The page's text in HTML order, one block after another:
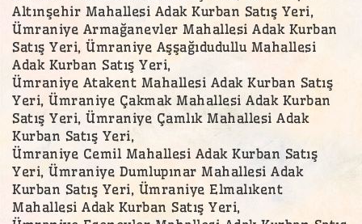
Altınşehir Mahallesi Adak Kurban Satış Yeri,
Ümraniye Armağanevler Mahallesi Adak Kurban
Satış Yeri, Ümraniye Aşşağıdudullu Mahallesi
Adak Kurban Satış Yeri,
Ümraniye Atakent Mahallesi Adak Kurban Satış
Yeri, Ümraniye Çakmak Mahallesi Adak Kurban
Satış Yeri, Ümraniye Çamlık Mahallesi Adak
Kurban Satış Yeri,
Ümraniye Cemil Mahallesi Adak Kurban Satış
Yeri, Ümraniye Dumlupınar Mahallesi Adak
Kurban Satış Yeri, Ümraniye Elmalıkent
Mahallesi Adak Kurban Satış Yeri,